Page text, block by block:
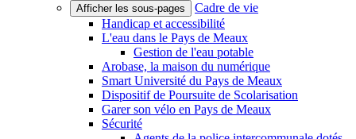
Afficher les sous-pages
Cadre de vie
Handicap et accessibilité
L'eau dans le Pays de Meaux
Gestion de l'eau potable
Arobase, la maison du numérique
Smart Université du Pays de Meaux
Dispositif de Poursuite de Scolarisation
Garer son vélo en Pays de Meaux
Sécurité